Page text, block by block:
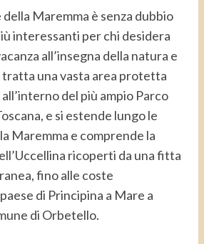
Maremma è senza dubbio
interessanti per chi desidera
all’insegna della natura e
tratta una vasta area protetta
del più ampio Parco
e si estende lungo le
Maremma e comprende la
ricoperti da una fitta
fino alle coste
di Principina a Mare a
di Orbetello.